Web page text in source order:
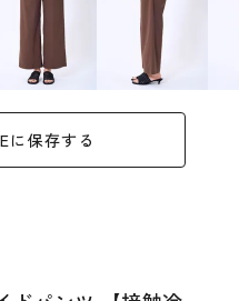
に保存する